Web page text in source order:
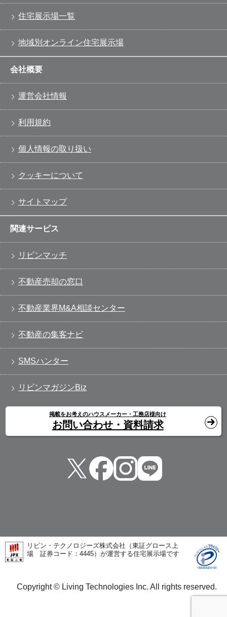
住宅展示場一覧
地域別オンライン住宅展示場
会社概要
運営会社情報
利用規約
個人情報の取り扱い
クッキーについて
サイトマップ
関連サービス
リビンマッチ
不動産売却の窓口
不動産業界M&A相談センター
不動産の集客ナビ
SMSハンター
リビンマガジンBiz
掲載をお考えのハウスメーカー・工務店様向け
お問い合わせ・資料請求
リビン・テクノロジーズ株式会社（東証グロース上
場 証券コード：4445）が運営する住宅展示場です
Copyright © Living Technologies Inc. All rights reserved.